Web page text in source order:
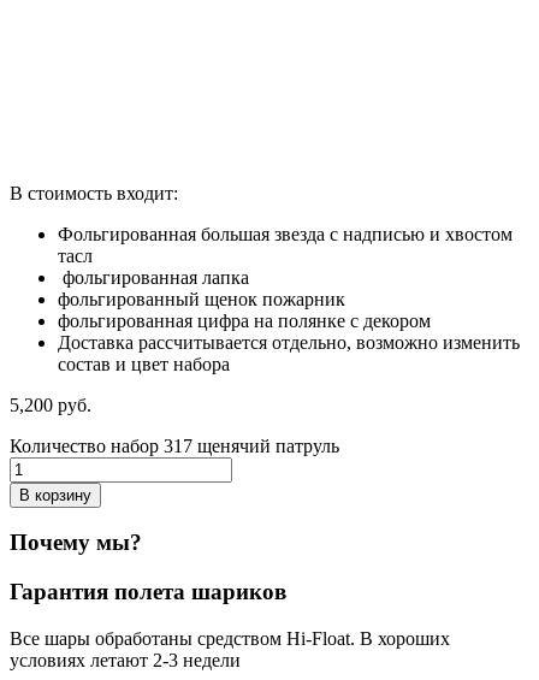
В стоимость входит:
Фольгированная большая звезда с надписью и хвостом
тасл
фольгированная лапка
фольгированный щенок пожарник
фольгированная цифра на полянке с декором
Доставка рассчитывается отдельно, возможно изменить
состав и цвет набора
5,200 руб.
Количество набор 317 щенячий патруль
В корзину
Почему мы?
Гарантия полета шариков
Все шары обработаны средством Hi-Float. В хороших
условиях летают 2-3 недели